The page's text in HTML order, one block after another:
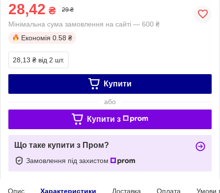
28,42 ₴ 29 ₴
Мінімальна сума замовлення на сайті — 600 ₴
Економія 0.58 ₴
28,13 ₴ від 2 шт.
Купити
або
Купити з
Що таке купити з Пром?
Замовлення під захистом
Опис Характеристики Доставка Оплата Умови